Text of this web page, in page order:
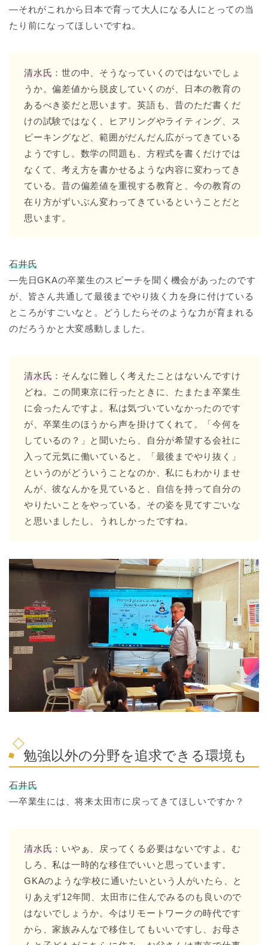
―それがこれから日本で育って大人になる人にとっての当
たり前になってほしいですね。
清水氏 ：世の中、そうなっていくのではないでしょ
うか。偏差値から脱皮していくのが、日本の教育の
あるべき姿だと思います。英語も、昔のただ書くだ
けの試験ではなく、ヒアリングやライティング、ス
ピーキングなど、範囲がだんだん広がってきている
ようですし。数学の問題も、方程式を書くだけでは
なくて、考え方を書かせるような内容に変わってき
ている。昔の偏差値を重視する教育と、今の教育の
在り方がずいぶん変わってきているということだと
思います。
石井氏
―先日GKAの卒業生のスピーチを聞く機会があったのです
が、皆さん共通して最後までやり抜く力を身に付けている
ところがすごいなと。どうしたらそのような力が育まれる
のだろうかと大変感動しました。
清水氏 ：そんなに難しく考えたことはないんですけ
どね。この間東京に行ったときに、たまたま卒業生
に会ったんですよ。私は気づいていなかったのです
が、卒業生のほうから声を掛けてくれて。「今何を
しているの？」と聞いたら、自分が希望する会社に
入って元気に働いていると。「最後までやり抜く」
というのがどういうことなのか、私にもわかりませ
んが、彼なんかを見ていると、自信を持って自分の
やりたいことをやっている。その姿を見てすごいな
と思いましたし、うれしかったですね。
勉強以外の分野を追求できる環境も
石井氏
―卒業生には、将来太田市に戻ってきてほしいですか？
清水氏 ：いやぁ、戻ってくる必要はないですよ。む
しろ、私は一時的な移住でいいと思っています。
GKAのような学校に通いたいという人がいたら、と
りあえず12年間、太田市に住んでみるのも良いので
はないでしょうか。今はリモートワークの時代です
から、家族みんなで移住してもいいですし、お母さ